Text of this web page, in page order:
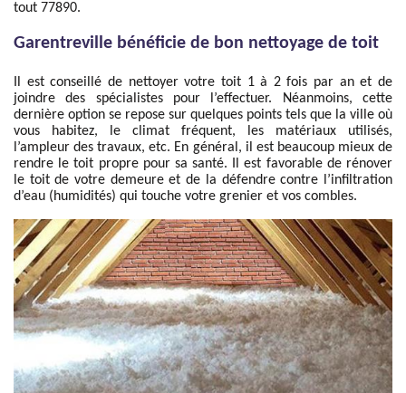
tout 77890.
Garentreville bénéficie de bon nettoyage de toit
Il est conseillé de nettoyer votre toit 1 à 2 fois par an et de
joindre des spécialistes pour l’effectuer. Néanmoins, cette
dernière option se repose sur quelques points tels que la ville où
vous habitez, le climat fréquent, les matériaux utilisés,
l’ampleur des travaux, etc. En général, il est beaucoup mieux de
rendre le toit propre pour sa santé. Il est favorable de rénover
le toit de votre demeure et de la défendre contre l’infiltration
d’eau (humidités) qui touche votre grenier et vos combles.